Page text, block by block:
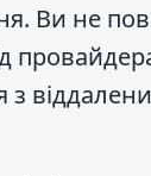
Ви не
з